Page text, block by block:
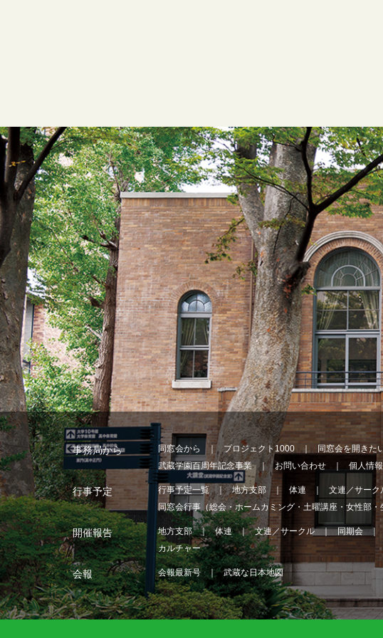
事務局から 同窓会から プロジェクト1000 同窓会を開きた
武蔵学園百周年記念事業
お問い合わせ 個人情
行事予定 行事予定一覧 地方支部 体連 文連／サーク
同窓会行事（総会・ホームカミング・土曜講座・女性部・
開催報告 地方支部 体連 文連／サークル 同期会
カルチャー
会報 会報最新号 武蔵な日本地図